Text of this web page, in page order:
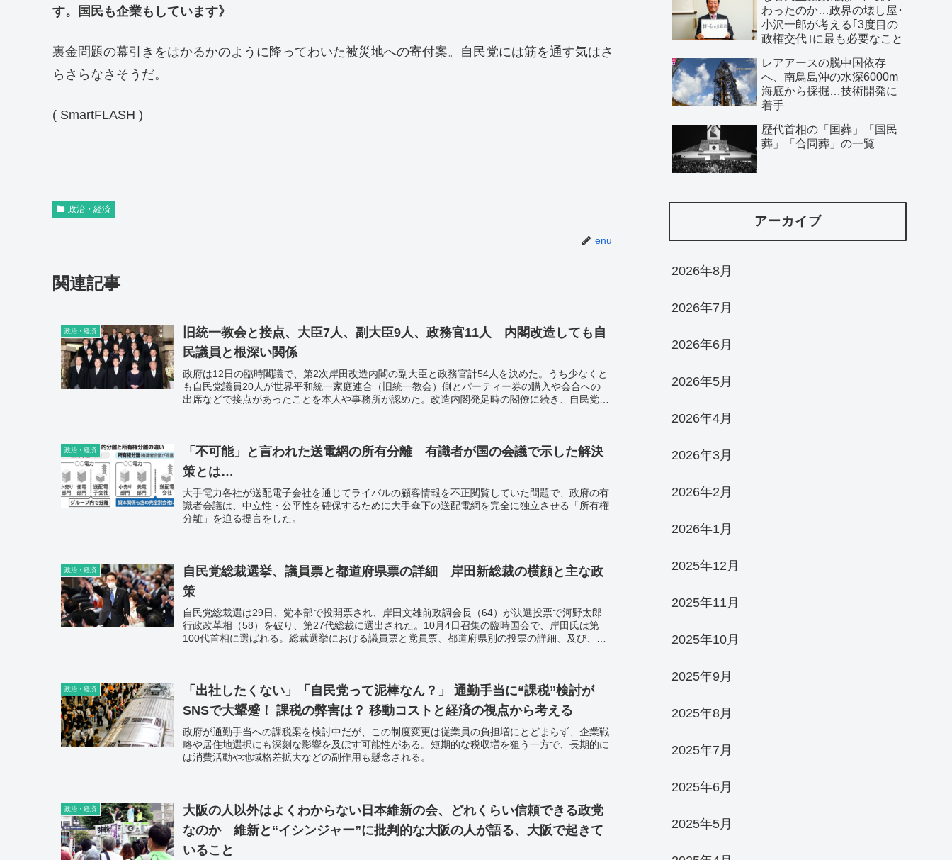
す。国民も企業もしています》
裏金問題の幕引きをはかるかのように降ってわいた被災地への寄付案。自民党には筋を通す気はさ
らさらなさそうだ。
( SmartFLASH )
政治・経済
enu
関連記事
政治・経済
旧統一教会と接点、大臣7人、副大臣9人、政務官11人 内閣改造しても自
民議員と根深い関係
政府は12日の臨時閣議で、第2次岸田改造内閣の副大臣と政務官計54人を決めた。うち少なくと
も自民党議員20人が世界平和統一家庭連合（旧統一教会）側とパーティー券の購入や会合への
出席などで接点があったことを本人や事務所が認めた。改造内閣発足時の閣僚に続き、自民党議
政治・経済
「不可能」と言われた送電網の所有分離 有識者が国の会議で示した解決
策とは…
大手電力各社が送配電子会社を通じてライバルの顧客情報を不正閲覧していた問題で、政府の有
識者会議は、中立性・公平性を確保するために大手傘下の送配電網を完全に独立させる「所有権
分離」を迫る提言をした。
政治・経済
自民党総裁選挙、議員票と都道府県票の詳細 岸田新総裁の横顔と主な政
策
自民党総裁選は29日、党本部で投開票され、岸田文雄前政調会長（64）が決選投票で河野太郎
行政改革相（58）を破り、第27代総裁に選出された。10月4日召集の臨時国会で、岸田氏は第
100代首相に選ばれる。総裁選挙における議員票と党員票、都道府県別の投票の詳細、及び、岸
政治・経済
「出社したくない」「自民党って泥棒なん？」 通勤手当に“課税”検討が
SNSで大顰蹙！ 課税の弊害は？ 移動コストと経済の視点から考える
政府が通勤手当への課税案を検討中だが、この制度変更は従業員の負担増にとどまらず、企業戦
略や居住地選択にも深刻な影響を及ぼす可能性がある。短期的な税収増を狙う一方で、長期的に
は消費活動や地域格差拡大などの副作用も懸念される。
政治・経済
大阪の人以外はよくわからない日本維新の会、どれくらい信頼できる政党
なのか 維新と“イシンジャー”に批判的な大阪の人が語る、大阪で起きて
いること
わったのか…政界の壊し屋･
小沢一郎が考える｢3度目の
政権交代｣に最も必要なこと
レアアースの脱中国依存
へ、南鳥島沖の水深6000m
海底から採掘…技術開発に
着手
歴代首相の「国葬」「国民
葬」「合同葬」の一覧
アーカイブ
2026年8月
2026年7月
2026年6月
2026年5月
2026年4月
2026年3月
2026年2月
2026年1月
2025年12月
2025年11月
2025年10月
2025年9月
2025年8月
2025年7月
2025年6月
2025年5月